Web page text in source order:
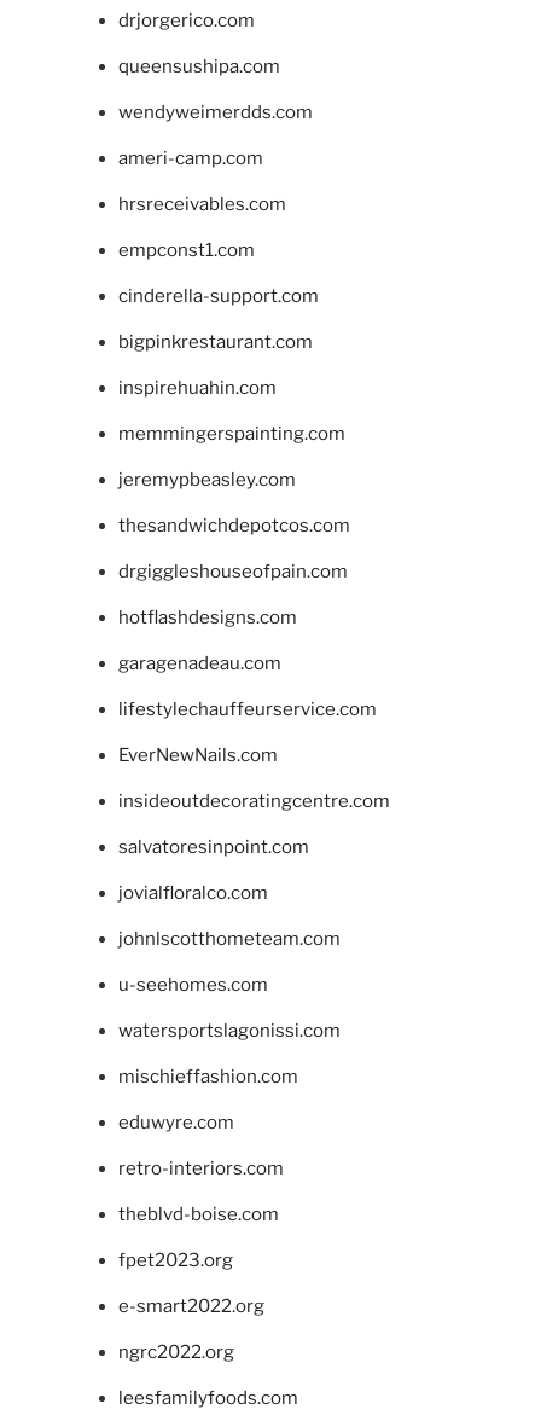
drjorgerico.com
queensushipa.com
wendyweimerdds.com
ameri-camp.com
hrsreceivables.com
empconst1.com
cinderella-support.com
bigpinkrestaurant.com
inspirehuahin.com
memmingerspainting.com
jeremypbeasley.com
thesandwichdepotcos.com
drgiggleshouseofpain.com
hotflashdesigns.com
garagenadeau.com
lifestylechauffeurservice.com
EverNewNails.com
insideoutdecoratingcentre.com
salvatoresinpoint.com
jovialfloralco.com
johnlscotthometeam.com
u-seehomes.com
watersportslagonissi.com
mischieffashion.com
eduwyre.com
retro-interiors.com
theblvd-boise.com
fpet2023.org
e-smart2022.org
ngrc2022.org
leesfamilyfoods.com